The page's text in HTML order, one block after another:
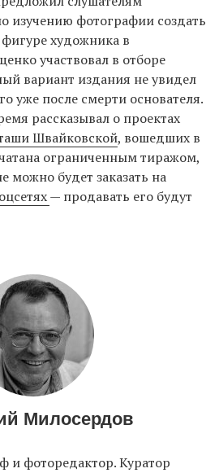
изучению фотографии создать
художника в
участвовал в отборе
вариант издания не увидел
уже после смерти основателя.
рассказывал о проектах
Швайковской, вошедших в
ограниченным тиражом,
можно будет заказать на
— продавать его будут
Милосердов
и фоторедактор. Куратор